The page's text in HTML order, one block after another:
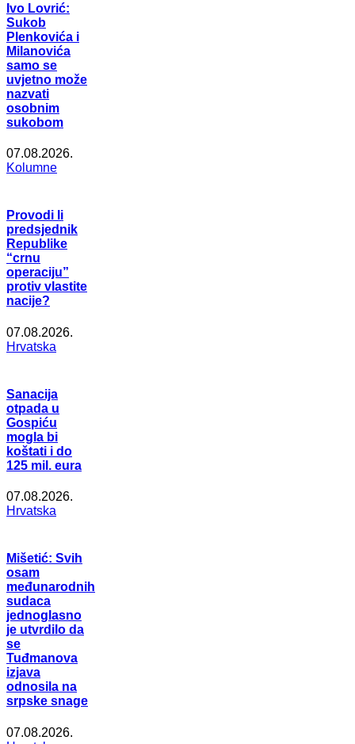
Ivo Lovrić:
Sukob
Plenkovića i
Milanovića
samo se
uvjetno može
nazvati
osobnim
sukobom
07.08.2026.
Kolumne
Provodi li
predsjednik
Republike
“crnu
operaciju”
protiv vlastite
nacije?
07.08.2026.
Hrvatska
Sanacija
otpada u
Gospiću
mogla bi
koštati i do
125 mil. eura
07.08.2026.
Hrvatska
Mišetić: Svih
osam
međunarodnih
sudaca
jednoglasno
je utvrdilo da
se
Tuđmanova
izjava
odnosila na
srpske snage
07.08.2026.